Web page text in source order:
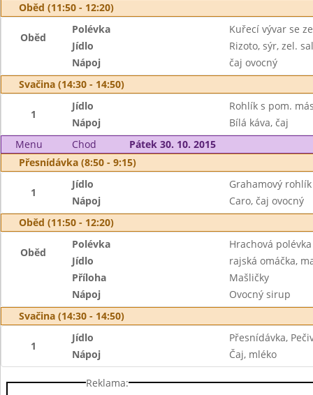
Oběd (11:50 - 12:20)
Oběd
Polévka
Kuřecí vývar se
Jídlo
Rizoto, sýr, zel.
Nápoj
čaj ovocný
Svačina (14:30 - 14:50)
1
Jídlo
Rohlík s pom.
Nápoj
Bílá káva, čaj
Menu
Chod
Pátek 30. 10. 2015
Přesnídávka (8:50 - 9:15)
1
Jídlo
Grahamový
Nápoj
Caro, čaj ovocný
Oběd (11:50 - 12:20)
Oběd
Polévka
Hrachová
Jídlo
rajská omáčka,
Příloha
Mašličky
Nápoj
Ovocný sirup
Svačina (14:30 - 14:50)
1
Jídlo
Přesnídávka,
Nápoj
Čaj, mléko
Reklama: